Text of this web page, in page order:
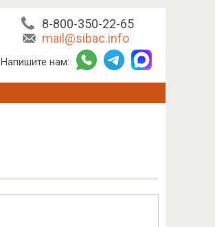
8-800-350-22-65
mail@sibac.info
Напишите нам: